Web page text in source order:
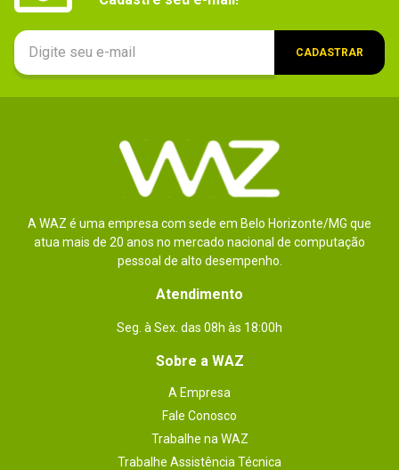
CADASTRAR
A WAZ é uma empresa com sede em Belo Horizonte/MG que
atua mais de 20 anos no mercado nacional de computação
pessoal de alto desempenho.
Atendimento
Seg. à Sex. das 08h às 18:00h
Sobre a WAZ
A Empresa
Fale Conosco
Trabalhe na WAZ
Trabalhe Assistência Técnica